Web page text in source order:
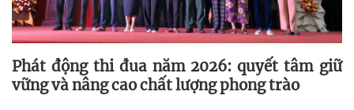
Phát động thi đua năm 2026: quyết tâm giữ
vững và nâng cao chất lượng phong trào